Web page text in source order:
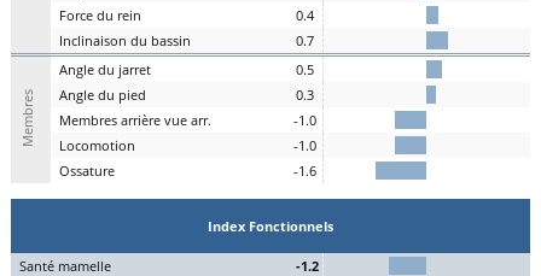
Force du rein
0.4
Inclinaison du bassin 0.7
Membres
Angle du jarret
0.5
Angle du pied
0.3
Membres arrière vue arr.
-1.0
Locomotion
-1.0
Ossature -1.6
Index Fonctionnels
Santé mamelle
-1.2